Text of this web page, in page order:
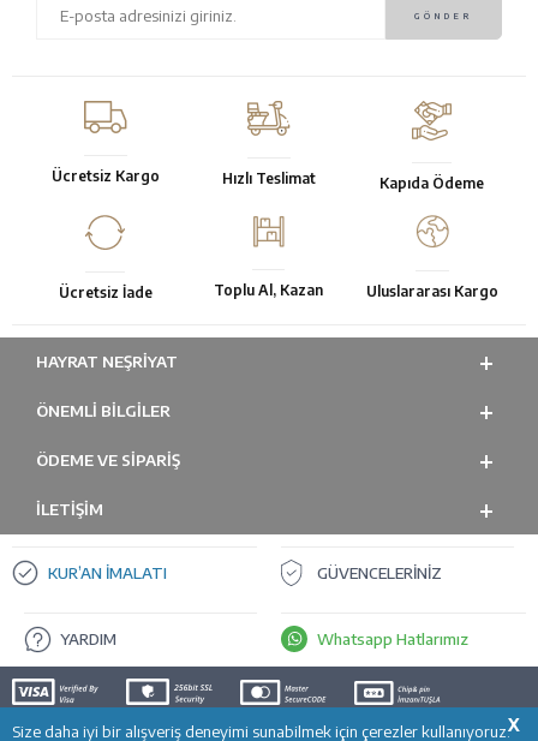
X
Size daha iyi bir alışveriş deneyimi sunabilmek için çerezler kullanıyoruz.
Ücretsiz Kargo Hızlı Teslimat Kapıda Ödeme
Ücretsiz İade Toplu Al, Kazan Uluslararası Kargo
HAYRAT NEŞRIYAT
ÖNEMLI BILGILER
ÖDEME VE SİPARİŞ
İLETİŞİM
KUR’AN İMALATI GÜVENCELERİNİZ
YARDIM Whatsapp Hatlarımız